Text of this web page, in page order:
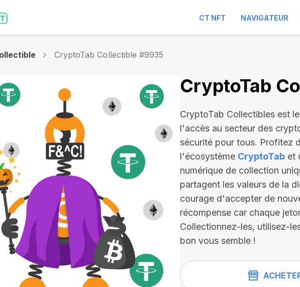
CT NFT NAVIGATEUR
CryptoTab Collectible #9935
CryptoTab
CryptoTab Collectibles est
l'accès au secteur des
sécurité pour tous. Profitez
l'écosystème CryptoTab et
numérique de collection
partagent les valeurs de la
courage d'accepter de
récompense car chaque
Collectionnez-les, utilisez-
bon vous semble !